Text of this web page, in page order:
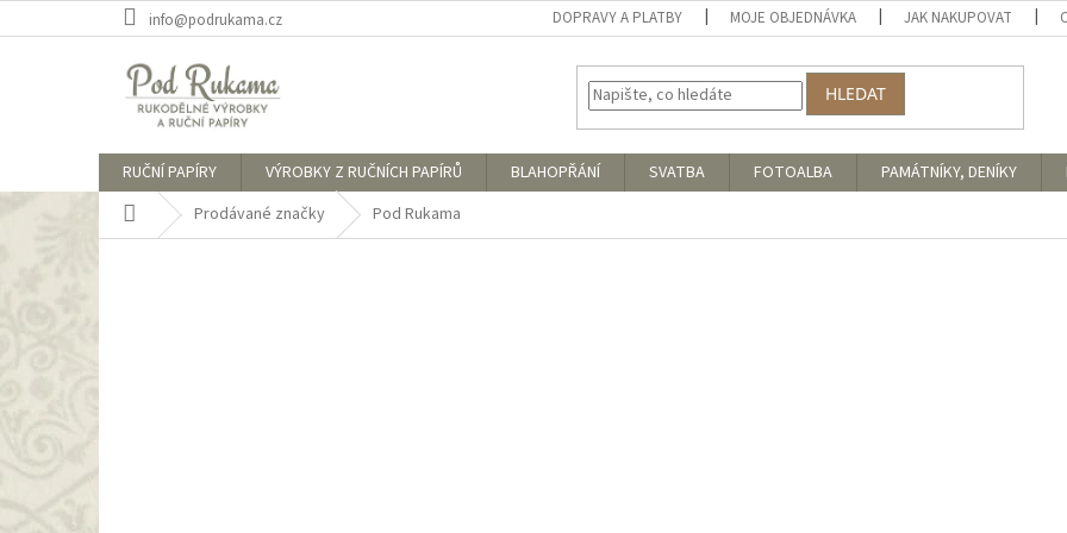
na
info@podrukama.cz DOPRAVY A PLATBY MOJE OBJEDNÁVKA JAK NAKUPOVAT
HLEDAT
RUČNÍ PAPÍRY VÝROBKY Z RUČNÍCH PAPÍRŮ BLAHOPŘÁNÍ SVATBA FOTOALBA PAMÁTNÍKY, DENÍKY
Domů Prodávané značky Pod Rukama